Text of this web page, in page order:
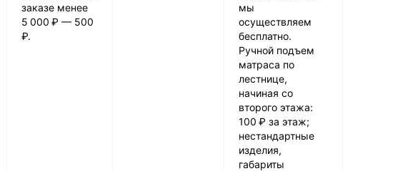
заказе менее
5 000 ₽ — 500
₽.
мы
осуществляем
бесплатно.
Ручной подъем
матраса по
лестнице,
начиная со
второго этажа:
100 ₽ за этаж;
нестандартные
изделия,
габариты